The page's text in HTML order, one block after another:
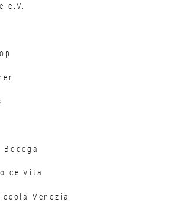
e.V.
Bodega
Vita
Venezia